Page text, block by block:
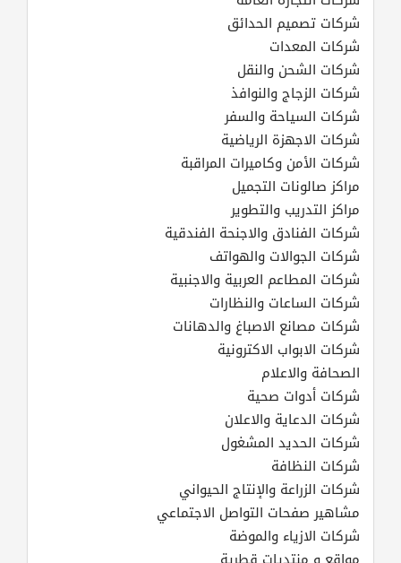
شركات تصميم الحدائق
شركات المعدات
شركات الشحن والنقل
شركات الزجاج والنوافذ
شركات السياحة والسفر
شركات الاجهزة الرياضية
شركات الأمن وكاميرات المراقبة
مراكز صالونات التجميل
مراكز التدريب والتطوير
شركات الفنادق والاجنحة الفندقية
شركات الجوالات والهواتف
شركات المطاعم العربية والاجنبية
شركات الساعات والنظارات
شركات مصانع الاصباغ والدهانات
شركات الابواب الاكترونية
الصحافة والاعلام
شركات أدوات صحية
شركات الدعاية والاعلان
شركات الحديد المشغول
شركات النظافة
شركات الزراعة والإنتاج الحيواني
مشاهير صفحات التواصل الاجتماعي
شركات الازياء والموضة